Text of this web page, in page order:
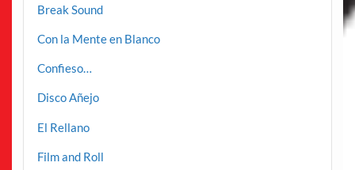
Break Sound
Con la Mente en Blanco
Confieso…
Disco Añejo
El Rellano
Film and Roll